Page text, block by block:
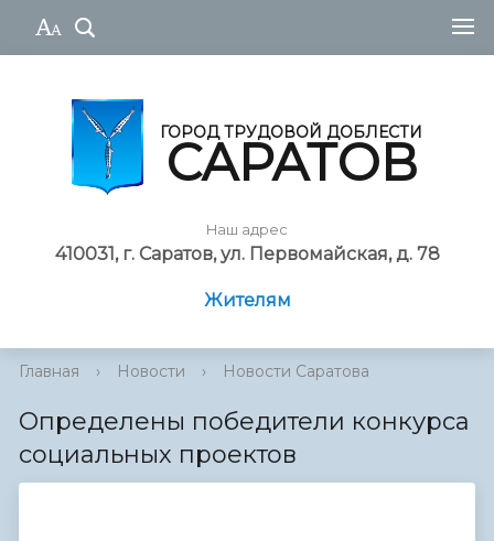
ГОРОД ТРУДОВОЙ ДОБЛЕСТИ
САРАТОВ
Наш адрес
410031, г. Саратов, ул. Первомайская, д. 78
Жителям
Главная › Новости › Новости Саратова
Определены победители конкурса
социальных проектов